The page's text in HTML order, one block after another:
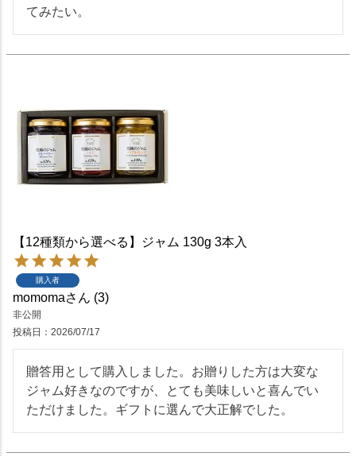
てみたい。
【12種類から選べる】ジャム 130g 3本入
購入者
momoma 3
非公開
投稿日
2026/07/17
贈答用として購入しました。お贈りした方は大変な
ジャム好きなのですが、とても美味しいと喜んでい
ただけました。ギフトに選んで大正解でした。